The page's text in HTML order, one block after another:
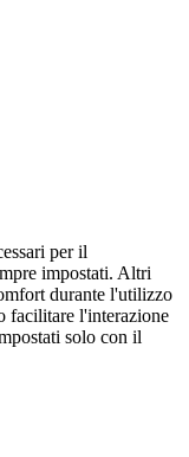
per il
impostati. Altri
durante l'utilizzo
facilitare l'interazione
solo con il